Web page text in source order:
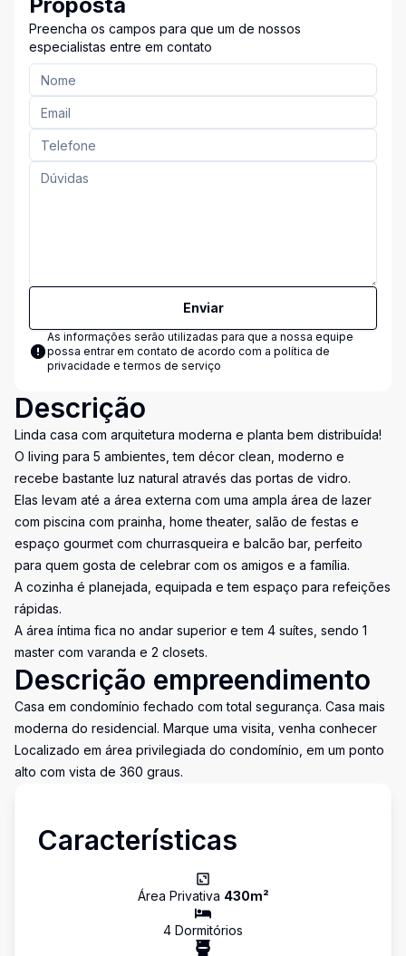
Preencha os campos para que um de nossos
especialistas entre em contato
Enviar
As informações serão utilizadas para que a nossa equipe
possa entrar em contato de acordo com a política de
privacidade e termos de serviço
Descrição
Linda casa com arquitetura moderna e planta bem distribuída!
O living para 5 ambientes, tem décor clean, moderno e
recebe bastante luz natural através das portas de vidro.
Elas levam até a área externa com uma ampla área de lazer
com piscina com prainha, home theater, salão de festas e
espaço gourmet com churrasqueira e balcão bar, perfeito
para quem gosta de celebrar com os amigos e a família.
A cozinha é planejada, equipada e tem espaço para refeições
rápidas.
A área íntima fica no andar superior e tem 4 suítes, sendo 1
master com varanda e 2 closets.
Descrição empreendimento
Casa em condomínio fechado com total segurança. Casa mais
moderna do residencial. Marque uma visita, venha conhecer
Localizado em área privilegiada do condomínio, em um ponto
alto com vista de 360 graus.
Características
Área Privativa 430m²
4 Dormitórios